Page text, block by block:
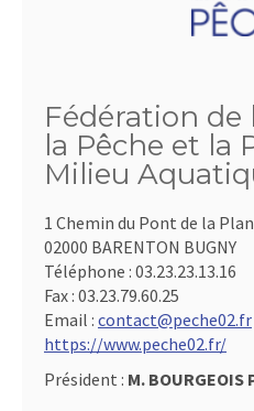
Fédération de
la Pêche et la
Milieu
1 Chemin du Pont de la
02000 BARENTON BUGNY
Téléphone : 03.23.23.13.16
Fax : 03.23.79.60.25
Email : contact@peche02.fr
https://www.peche02.fr/
Président : M. BOURGEOIS